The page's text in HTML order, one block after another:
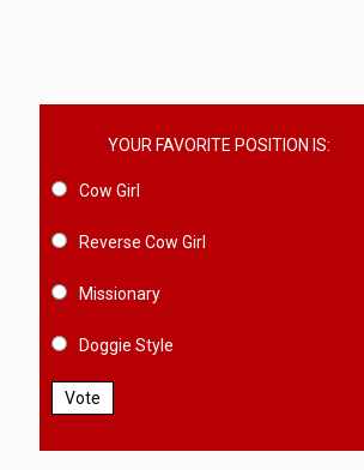
YOUR FAVORITE POSITION IS:
Cow Girl
Reverse Cow Girl
Missionary
Doggie Style
Vote